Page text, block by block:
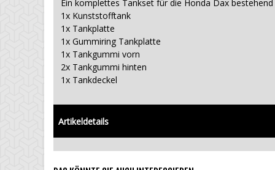
Ein komplettes Tankset für die Honda Dax bestehend
1x Kunststofftank
1x Tankplatte
1x Gummiring Tankplatte
1x Tankgummi vorn
2x Tankgummi hinten
1x Tankdeckel
Artikeldetails